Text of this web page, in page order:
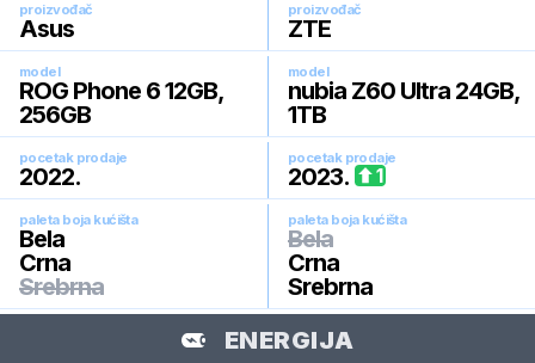
proizvođač
Asus
proizvođač
ZTE
model
ROG Phone 6 12GB,
256GB
model
nubia Z60 Ultra 24GB,
1TB
pocetak prodaje
2022.
pocetak prodaje
2023. 1
paleta boja kućišta
Bela
Crna
Srebrna
paleta boja kućišta
Bela
Crna
Srebrna
ENERGIJA